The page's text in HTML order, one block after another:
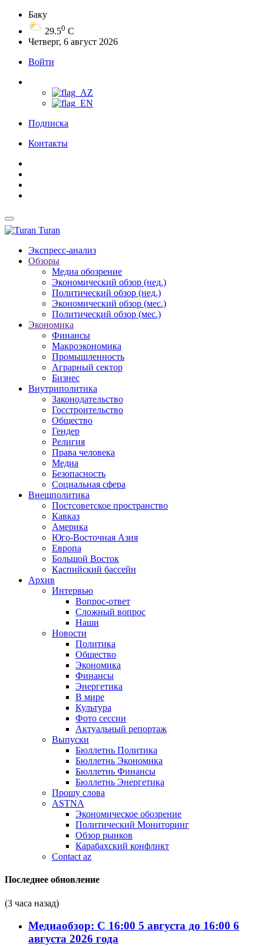
Баку
29.50 C
Четверг, 6 август 2026
Войти
Подписка
Контакты
Turan
Экспресс-анализ
Обзоры
Медиа обозрение
Экономический обзор (нед.)
Политический обзор (нед.)
Экономический обзор (мес.)
Политический обзор (мес.)
Экономика
Финансы
Макроэкономика
Промышленность
Аграрный сектор
Бизнес
Внутриполитика
Законодательство
Госстроительство
Общество
Гендер
Религия
Права человека
Медиа
Безопасность
Социальная сфера
Внешполитика
Постсоветское пространство
Кавказ
Америка
Юго-Восточная Азия
Европа
Большой Восток
Каспийский бассейн
Архив
Интервью
Вопрос-ответ
Сложный вопрос
Наши
Новости
Политика
Общество
Экономика
Финансы
Энергетика
В мире
Культура
Фото сессии
Актуальный репортаж
Выпуски
Бюллетнь Политика
Бюллетнь Экономика
Бюллетнь Финансы
Бюллетнь Энергетика
Прошу слова
ASTNA
Экономическое обозрение
Политический Мониторинг
Обзор рынков
Карабахский конфликт
Contact az
Последнее обновление
(3 часа назад)
Медиаобзор: С 16:00 5 августа до 16:00 6
августа 2026 года